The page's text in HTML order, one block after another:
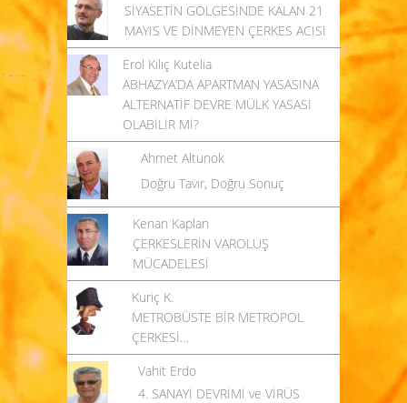
SİYASETİN GÖLGESİNDE KALAN 21
MAYIS VE DİNMEYEN ÇERKES ACISI
Erol Kılıç Kutelia
ABHAZYA’DA APARTMAN YASASINA
ALTERNATİF DEVRE MÜLK YASASI
OLABİLİR Mİ?
Ahmet Altunok
Doğru Tavır, Doğru Sonuç
Kenan Kaplan
ÇERKESLERİN VAROLUŞ
MÜCADELESİ
Kuriç K.
METROBÜSTE BİR METROPOL
ÇERKESİ…
Vahit Erdo
4. SANAYİ DEVRİMİ ve VİRÜS